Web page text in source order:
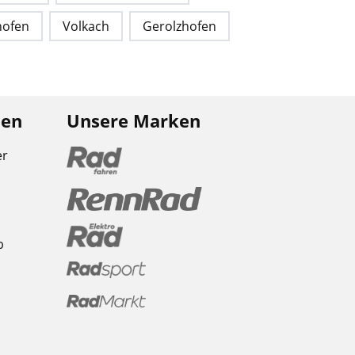
Volkach Gerolzhofen
Unsere Marken